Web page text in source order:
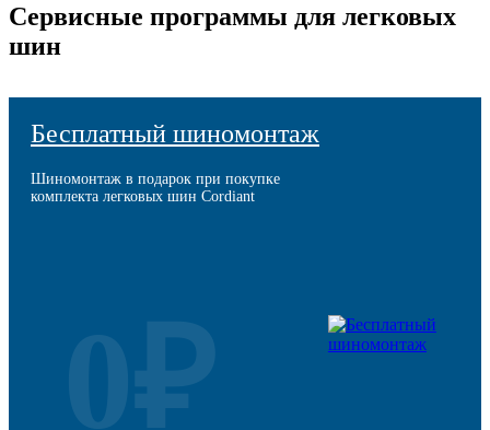
Сервисные программы для легковых
шин
Бесплатный шиномонтаж
Шиномонтаж в подарок при покупке
комплекта легковых шин Cordiant